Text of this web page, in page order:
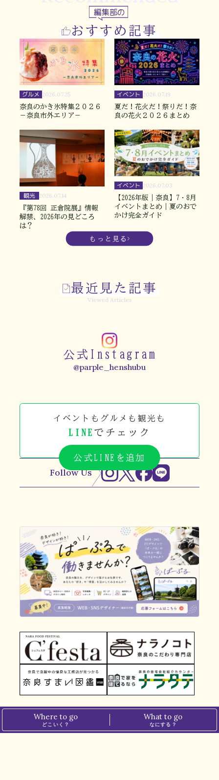
編集部の
おすすめ記事
グルメ 2026.07.25
奈良のかき氷特集２０２６
－奈良市外エリア－
イベント 2026.07.19
夏だ！花火だ！祭りだ！奈
良の花火２０２６まとめ
観光 2026.07.14
『第78回 正倉院展』情報
解禁、2026年の見どころ
は？
イベント 2026.07.03
【2026年版｜奈良】7・8月
イベントまとめ｜夏のおで
かけ完全ガイド
もっと見る
最近見た記事
Viewed Articles
公式Instagram
@parple_henshubu
イベントもグルメも観光も
LINE でチェック
公式LINEを追加
Follow Us
Where to go
どこいく？
What to go
なにする？